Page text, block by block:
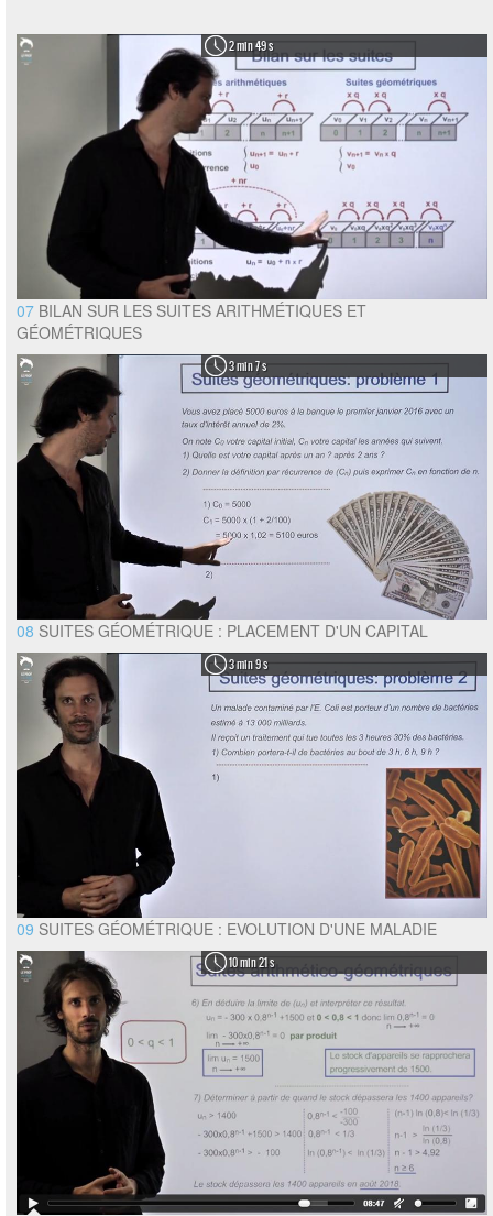
2 min 49 s
07 BILAN SUR LES SUITES ARITHMÉTIQUES ET
GÉOMÉTRIQUES
3 min 7 s
08 SUITES GÉOMÉTRIQUE : PLACEMENT D'UN CAPITAL
3 min 9 s
09 SUITES GÉOMÉTRIQUE : EVOLUTION D'UNE MALADIE
10 min 21 s